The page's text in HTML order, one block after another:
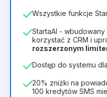
Liczba pracowników
Czas trwania licencji
12 Months(zniżka -
40zł28zł miesiąc
336zł za 12 Months
Wszystkie funkcje
StartaAI -
korzystać z CRM i
rozszerzonym
Dostęp do systemu
20% zniżki na
100 kredytów SMS